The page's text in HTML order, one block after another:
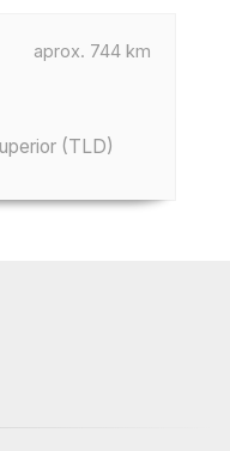
aprox. 744 km
(TLD)